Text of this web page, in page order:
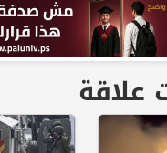
علاقة